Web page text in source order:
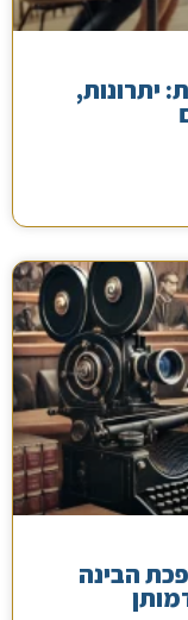
יתרונות,
הבינה